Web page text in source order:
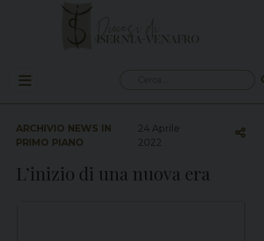
per:
ARCHIVIO NEWS IN
PRIMO PIANO
24 Aprile
2022
L’inizio di una nuova era